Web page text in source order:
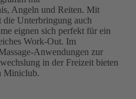
Angeln und Reiten. Mit
die Unterbringung auch
eignen sich perfekt für ein
Work-Out. Im
Anwendungen zur
in der Freizeit bieten
Miniclub.